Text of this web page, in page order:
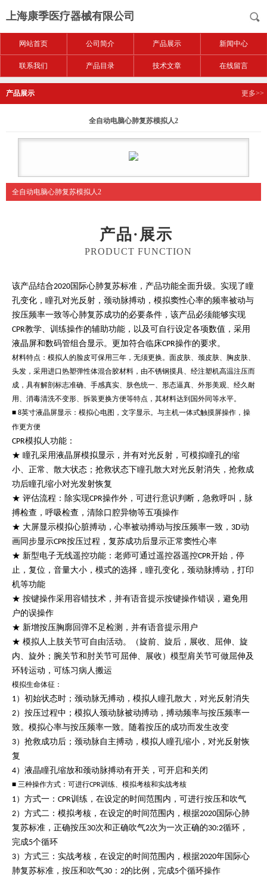
上海康季医疗器械有限公司
网站首页 公司简介 产品展示 新闻中心
联系我们 产品目录 技术文章 在线留言
产品展示 更多>>
全自动电脑心肺复苏模拟人2
全自动电脑心肺复苏模拟人2
产品·展示
PRODUCT FUNCTION
该产品结合2020 国际心肺复苏标准，产品功能全面升级。实现了瞳
孔变化，瞳孔对光反射，颈动脉搏动，模拟窦性心率的频率被动与
按压频率一致等心肺复苏成功的必要条件，该产品必须能够实现
CPR教学、训练操作的辅助功能，以及可自行设定各项数值，采用
液晶屏和数码管组合显示。更加符合临床CPR操作的要求。
材料特点：模拟人的脸皮可保用三年，无须更换。面皮肤、颈皮肤、胸皮肤、
头发，采用进口热塑弹性体混合胶材料，由不锈钢摸具、经注塑机高温注压而
成，具有解剖标志准确、手感真实、肤色统一、形态逼真、外形美观、经久耐
用、消毒清洗不变形、拆装更换方便等特点，其材料达到国外同等水平。
■ 8英寸液晶屏显示：模拟心电图，文字显示。与主机一体式触摸屏操作，操
作更方便
CPR模拟人功能：
★ 瞳孔采用液晶屏模拟显示，并有对光反射，可模拟瞳孔的缩
小、正常、散大状态；抢救状态下瞳孔散大对光反射消失，抢救成
功后瞳孔缩小对光发射恢复
★ 评估流程：除实现CPR操作外，可进行意识判断，急救呼叫，脉
搏检查，呼吸检查，清除口腔异物等五项操作
★ 大屏显示模拟心脏搏动，心率被动搏动与按压频率一致， 3D动
画同步显示CPR按压过程，复苏成功后显示正常窦性心率
★ 新型电子无线遥控功能：老师可通过遥控器遥控CPR开始，停
止，复位，音量大小，模式的选择，瞳孔变化，颈动脉搏动，打印
机等功能
★ 按键操作采用容错技术，并有语音提示按键操作错误，避免用
户的误操作
★ 新增按压胸廓回弹不足检测，并有语音提示用户
★ 模拟人上肢关节可自由活动。（旋前、旋后，展收、屈伸、旋
内、旋外；腕关节和肘关节可屈伸、展收）模型肩关节可做屈伸及
环转运动，可练习病人搬运
模拟生命体征：
1）初始状态时；颈动脉无搏动，模拟人瞳孔散大，对光反射消失
2）按压过程中；模拟人颈动脉被动搏动，搏动频率与按压频率一
致。模拟心率与按压频率一致。随着按压的成功而发生改变
3）抢救成功后；颈动脉自主搏动，模拟人瞳孔缩小，对光反射恢
复
4）液晶瞳孔缩放和颈动脉搏动有开关，可开启和关闭
■ 三种操作方式：可进行CPR训练、模拟考核和实战考核
1）方式一： CPR训练，在设定的时间范围内，可进行按压和吹气
2）方式二：模拟考核，在设定的时间范围内，根据2020 国际心肺
复苏标准，正确按压30次和正确吹气2次为一次正确的30:2循环，
完成5个循环
3）方式三：实战考核，在设定的时间范围内，根据2020年国际心
肺复苏标准，按压和吹气30 ： 2的比例，完成5个循环操作